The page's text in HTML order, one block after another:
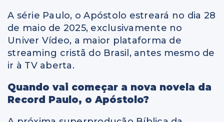
A série Paulo, o Apóstolo estreará no dia 28
de maio de 2025, exclusivamente no
Univer Vídeo, a maior plataforma de
streaming cristã do Brasil, antes mesmo de
ir à TV aberta.
Quando vai começar a nova novela da
Record Paulo, o Apóstolo?